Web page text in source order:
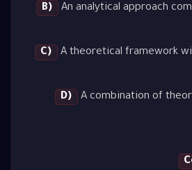
B)
An analytical approach
C)
A theoretical framework
D)
A combination of